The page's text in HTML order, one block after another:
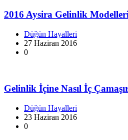
2016 Aysira Gelinlik Modelleri
Düğün Hayalleri
27 Haziran 2016
0
Gelinlik İçine Nasıl İç
Düğün Hayalleri
23 Haziran 2016
0